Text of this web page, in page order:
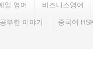
일 영어 비즈니스영어
부한 이야기 중국어